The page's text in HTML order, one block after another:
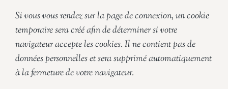
Si vous vous rendez sur la page de connexion, un cookie
temporaire sera créé afin de déterminer si votre
navigateur accepte les cookies. Il ne contient pas de
données personnelles et sera supprimé automatiquement
à la fermeture de votre navigateur.